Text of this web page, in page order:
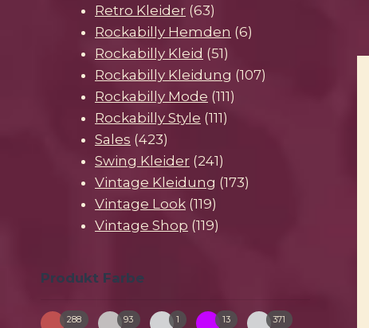
Retro Kleider 6363
Produkte
Rockabilly Hemden 66
Rockabilly Kleid 5151
Produkte
Rockabilly Kleidung 107107
Rockabilly Mode 111111
Rockabilly Style 111111
Sales 423423
Produkte
Swing Kleider 241241
Produkte
Vintage Kleidung 173173
Vintage Look 119119
Produkte
Vintage Shop 119119
Produkt Farbe
bunt
288 creme
93
gruen-
1 pink
13 schwarz
371